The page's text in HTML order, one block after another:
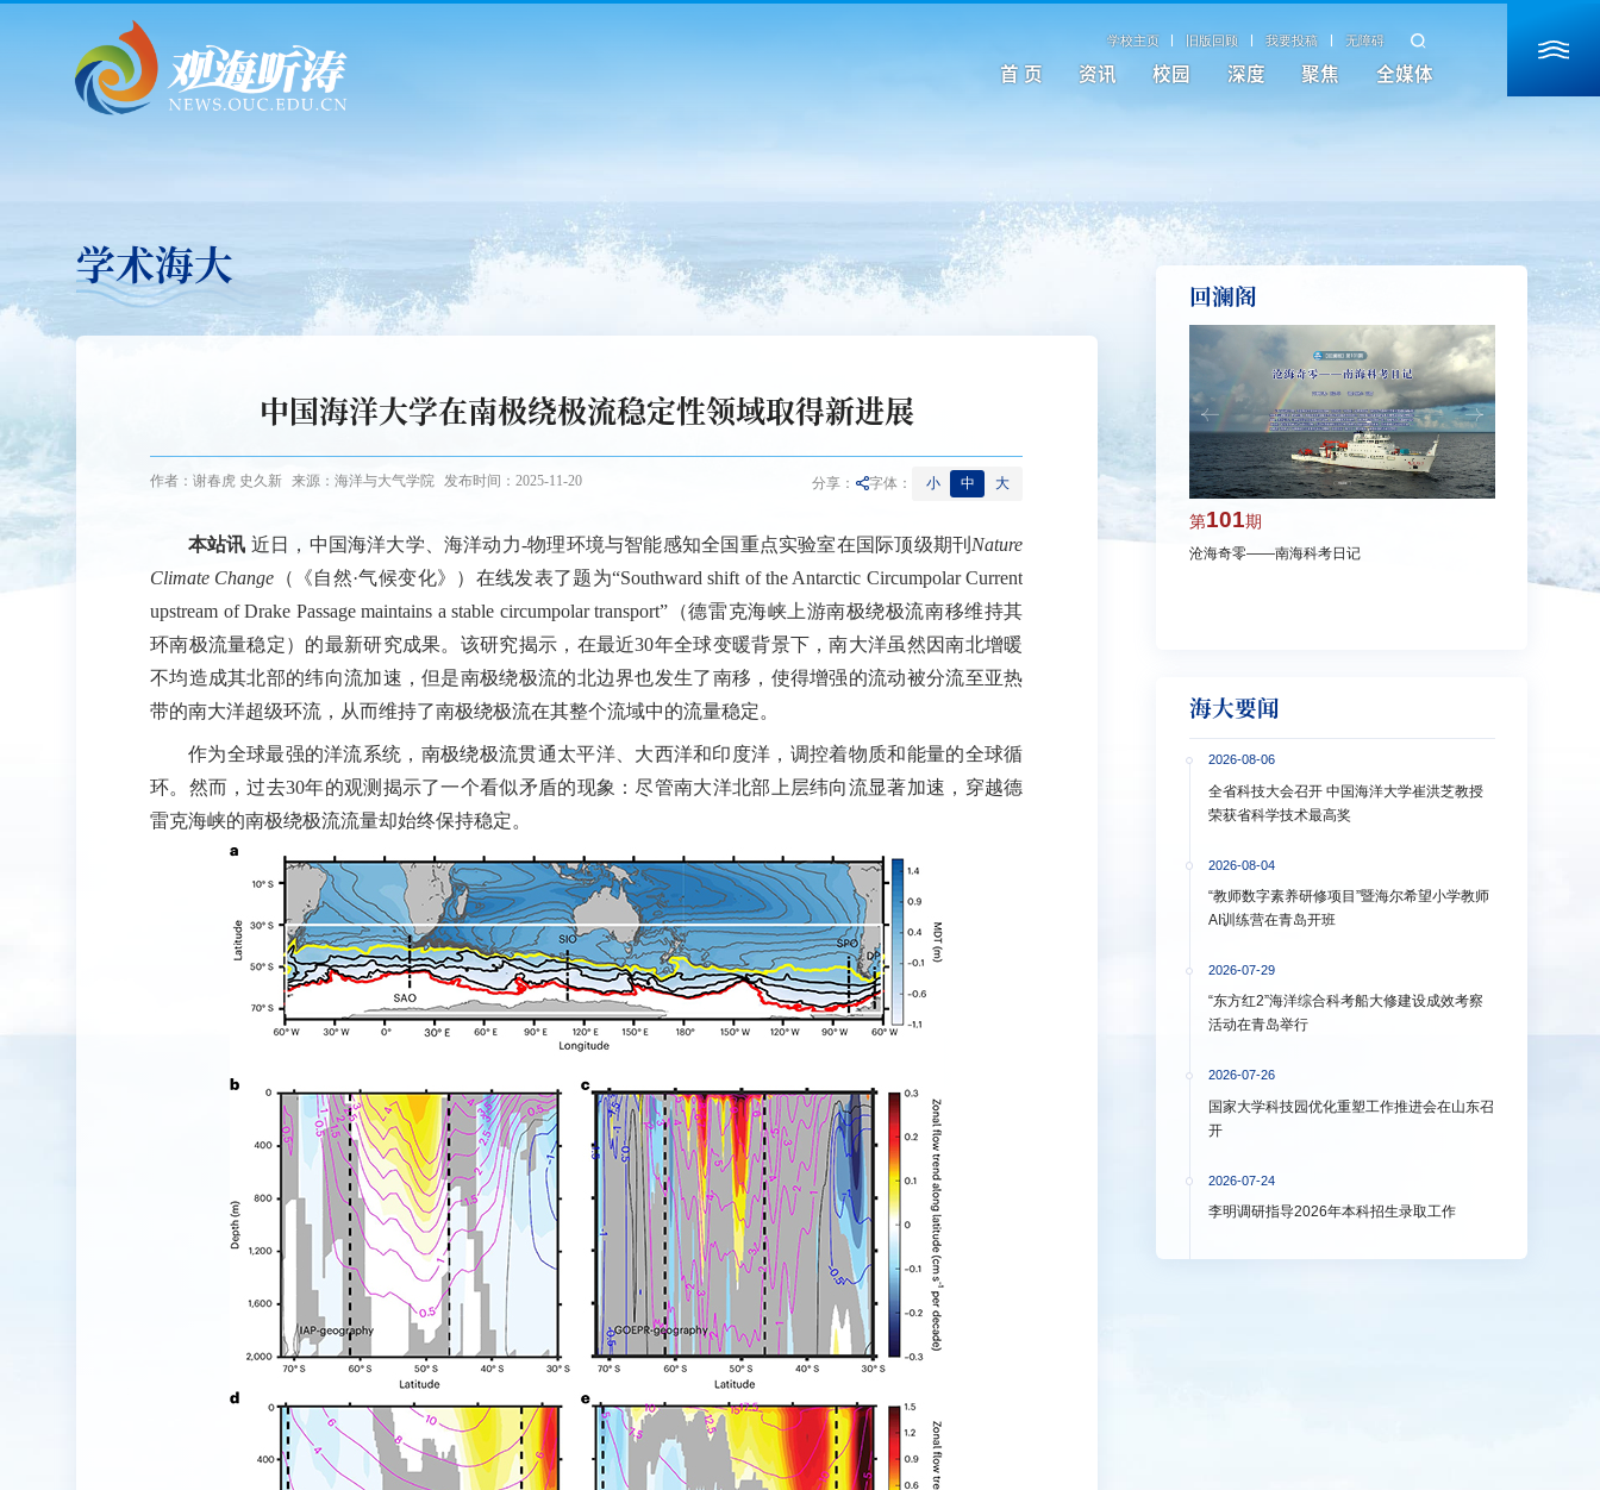
学校主页 旧版回顾 我要投稿 无障碍
首 页 资讯 校园 深度 聚焦 全媒体
学术海大
中国海洋大学在南极绕极流稳定性领域取得新进展
作者：谢春虎 史久新 来源：海洋与大气学院 发布时间：2025-11-20 分享： 字体： 小 中 大
本站讯 近日，中国海洋大学、海洋动力-物理环境与智能感知全国重点实验室在国际顶级期刊 Nature
Climate Change （《自然·气候变化》）在线发表了题为“Southward shift of the Antarctic Circumpolar Current
upstream of Drake Passage maintains a stable circumpolar transport”（德雷克海峡上游南极绕极流南移维持其
环南极流量稳定）的最新研究成果。该研究揭示，在最近30年全球变暖背景下，南大洋虽然因南北增暖
不均造成其北部的纬向流加速，但是南极绕极流的北边界也发生了南移，使得增强的流动被分流至亚热
带的南大洋超级环流，从而维持了南极绕极流在其整个流域中的流量稳定。
作为全球最强的洋流系统，南极绕极流贯通太平洋、大西洋和印度洋，调控着物质和能量的全球循
环。然而，过去30年的观测揭示了一个看似矛盾的现象：尽管南大洋北部上层纬向流显著加速，穿越德
雷克海峡的南极绕极流流量却始终保持稳定。
回澜阁
第101期
沧海奇零——南海科考日记
洋大学多措并
海大要闻
2026-08-06
全省科技大会召开 中国海洋大学崔洪芝教授
荣获省科学技术最高奖
2026-08-04
“教师数字素养研修项目”暨海尔希望小学教师
AI训练营在青岛开班
2026-07-29
“东方红2”海洋综合科考船大修建设成效考察
活动在青岛举行
2026-07-26
国家大学科技园优化重塑工作推进会在山东召
开
2026-07-24
李明调研指导2026年本科招生录取工作